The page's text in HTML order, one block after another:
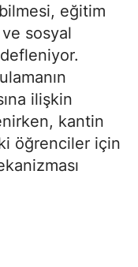
eğitim
ve sosyal
ilişkin
kantin
öğrenciler için